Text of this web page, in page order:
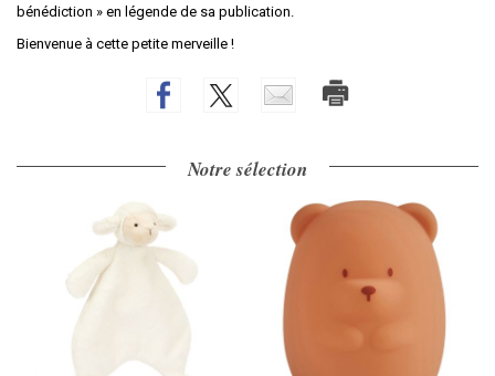
bénédiction » en légende de sa publication.
Bienvenue à cette petite merveille !
Notre sélection